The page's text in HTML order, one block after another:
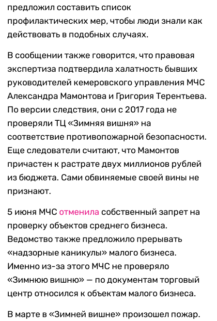
предложил составить список
профилактических мер, чтобы люди знали как
действовать в подобных случаях.
В сообщении также говорится, что правовая
экспертиза подтвердила халатность бывших
руководителей кемеровского управления МЧС
Александра Мамонтова и Григория Терентьева.
По версии следствия, они с 2017 года не
проверяли ТЦ «Зимняя вишня» на
соответствие противопожарной безопасности.
Еще следователи считают, что Мамонтов
причастен к растрате двух миллионов рублей
из бюджета. Сами обвиняемые своей вины не
признают.
5 июня МЧС отменила собственный запрет на
проверку объектов среднего бизнеса.
Ведомство также предложило прерывать
«надзорные каникулы» малого бизнеса.
Именно из-за этого МЧС не проверяло
«Зимнюю вишню» — по документам торговый
центр относился к объектам малого бизнеса.
В марте в «Зимней вишне» произошел пожар.